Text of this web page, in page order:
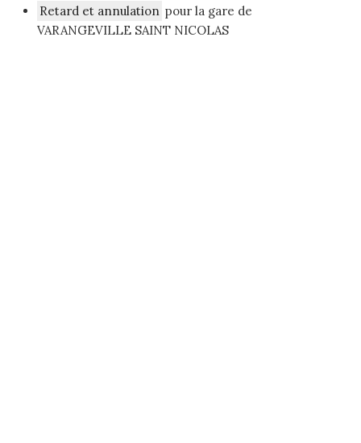
Retard et annulation pour la gare de
VARANGEVILLE SAINT NICOLAS